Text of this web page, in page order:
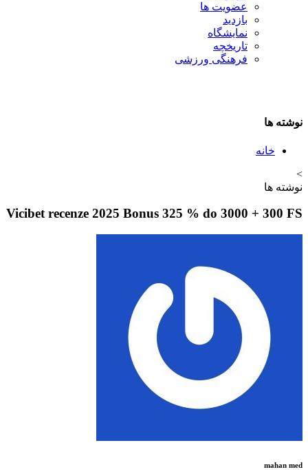
عضویت ها
بازدید
نمایشگاه
تاريخچه
فرهنگی ورزشی
نوشته ها
خانه
>
نوشته ها
Vicibet recenze 2025 Bonus 325 % do 3000 + 300 FS
mahan med